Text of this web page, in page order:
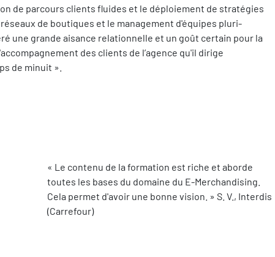
de parcours clients fluides et le déploiement de stratégies
de boutiques et le management d'équipes pluri-
une grande aisance relationnelle et un goût certain pour la
des clients de l’agence qu'il dirige
de minuit ».
Body
« Le contenu de la formation est riche et aborde
toutes les bases du domaine du E-Merchandising.
Cela permet d'avoir une bonne vision. » S. V., Interdis
(Carrefour)